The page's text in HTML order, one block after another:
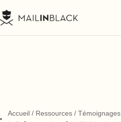
Accueil / Ressources / Témoignages